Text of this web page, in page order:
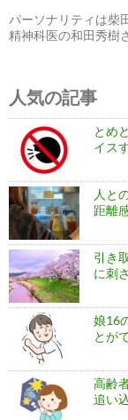
パーソナリティは柴
精神科医の和田秀樹
人気の記事
とめ
イス
人と
距離
引き
に刺
娘16
とが
高齢
追い